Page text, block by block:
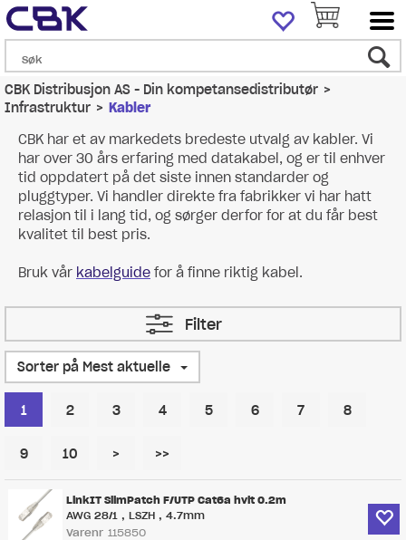
CBK Distribusjon AS - Din kompetansedistributør>
Infrastruktur>Kabler
CBK har et av markedets bredeste utvalg av kabler. Vi
har over 30 års erfaring med datakabel, og er til enhver
tid oppdatert på det siste innen standarder og
pluggtyper. Vi handler direkte fra fabrikker vi har hatt
relasjon til i lang tid, og sørger derfor for at du får best
kvalitet til best pris.
Bruk vår kabelguide for å finne riktig kabel.
Filter
Sorter på Mest aktuelle
1 2 3 4 5 6 7 8
9 10 > >>
LinkIT SlimPatch F/UTP Cat6a hvit 0.2m
AWG 28/1 , LSZH , 4.7mm
Varenr 115850